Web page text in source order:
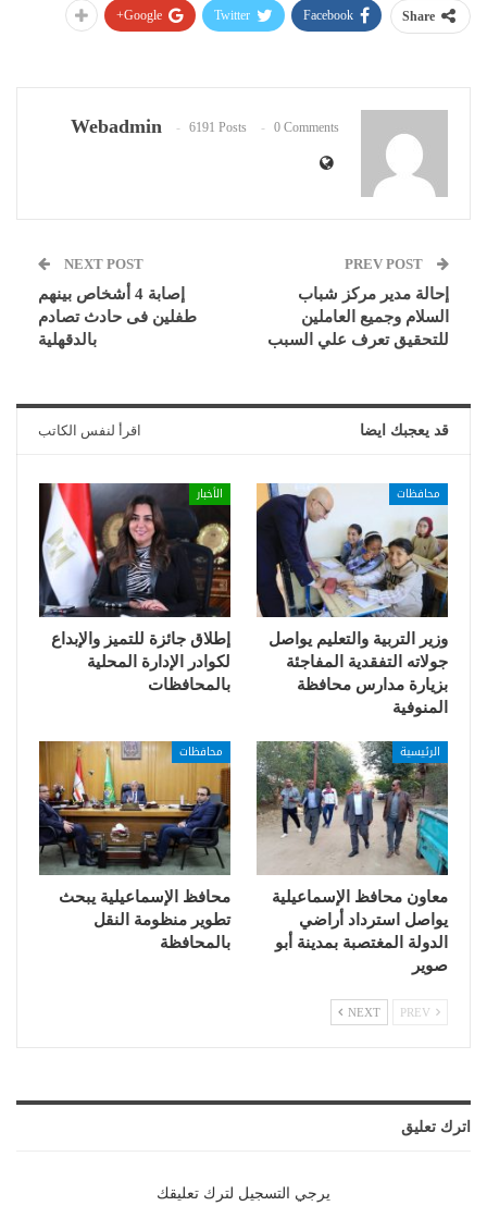
Share
Facebook
Twitter
Google+
Webadmin 6191 Posts 0 Comments
إحالة مدير مركز شباب
السلام وجميع العاملين
للتحقيق تعرف علي السبب
NEXT POST
إصابة 4 أشخاص بينهم
طفلين فى حادث تصادم
بالدقهلية
قد يعجبك ايضا اقرأ لنفس الكاتب
محافظات
وزير التربية والتعليم يواصل
جولاته التفقدية المفاجئة
بزيارة مدارس محافظة
المنوفية
الأخبار
إطلاق جائزة للتميز والإبداع
لكوادر الإدارة المحلية
بالمحافظات
الرئيسية
معاون محافظ الإسماعيلية
يواصل استرداد أراضي
الدولة المغتصبة بمدينة أبو
صوير
محافظات
محافظ الإسماعيلية يبحث
تطوير منظومة النقل
بالمحافظة
NEXT
اترك تعليق
يرجي التسجيل لترك تعليقك